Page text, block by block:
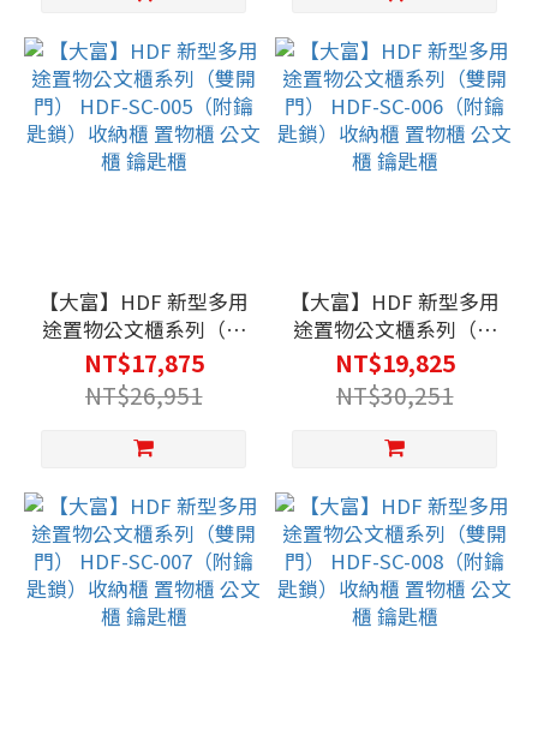
【大富】HDF 新型多用
途置物公文櫃系列（雙
開門） HDF-SC-
005（附鑰匙鎖）收納
櫃 置物櫃 公文櫃 鑰匙
櫃
NT$17,875
NT$26,951
【大富】HDF 新型多用
途置物公文櫃系列（雙
開門） HDF-SC-
006（附鑰匙鎖）收納
櫃 置物櫃 公文櫃 鑰匙
櫃
NT$19,825
NT$30,251